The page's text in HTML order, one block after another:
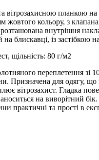
вітрозахисною планкою
жовтого кольору, з
розташована внутрішня
блискавці, із застібкою
щільність: 80 г/м2
переплетення
Призначена для одягу,
вітрозахист. Гладка
на виворітний
практичні та прості в